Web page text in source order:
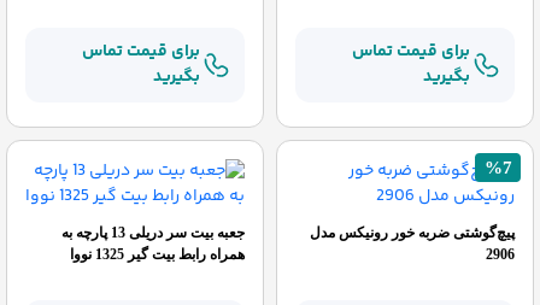
برای قیمت تماس
بگیرید
برای قیمت تماس
بگیرید
%7
پیچ‌گوشتی ضربه خور رونیکس مدل
2906
جعبه بیت سر دریلی 13 پارچه به
همراه رابط بیت گیر 1325 نووا